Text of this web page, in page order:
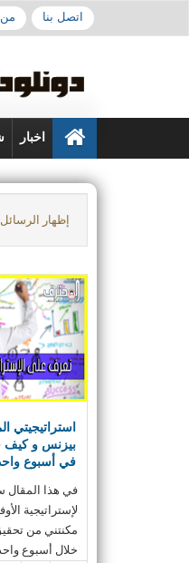
اتصل بنا
اخبار
‏إظهار
استراتيجيتي
في أسبوع
في هذا
لإستراتيجية
خلال أسبوع